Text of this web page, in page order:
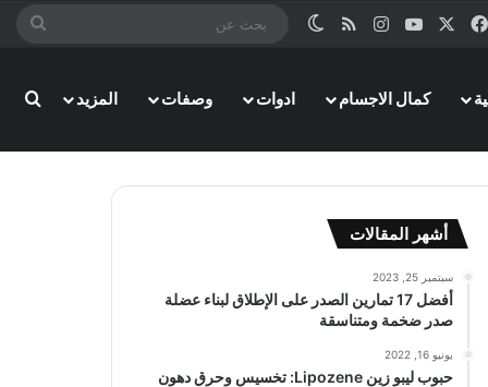
فيسبوك ‫YouTubeانستقرامملخص الموقع RSS
الوضع المظلم
كمال الاجسام ادوات وصفات المزيد
أشهر المقالات
سبتمبر 25, 2023
أفضل 17 تمارين الصدر على الإطلاق لبناء عضلة
صدر ضخمة ومتناسقة
يونيو 16, 2022
حبوب ليبو زين Lipozene: تخسيس وحرق دهون